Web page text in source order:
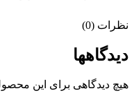
نظرات (0)
دیدگاهها
هیچ دیدگاهی برای این